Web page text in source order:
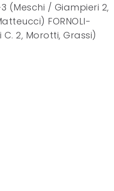
(Meschi / Giampieri 2,
FORNOLI-
C. 2, Morotti, Grassi)